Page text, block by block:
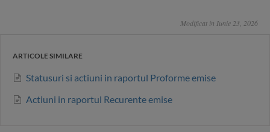
Modificat in Iunie 23, 2026
ARTICOLE SIMILARE
Statusuri si actiuni in raportul Proforme emise
Actiuni in raportul Recurente emise